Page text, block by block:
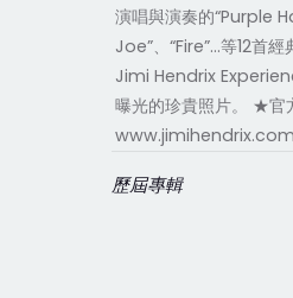
演唱與演奏的“Purple
Joe”、“Fire”…等12首
Jimi Hendrix
曝光的珍貴照片。 ★官
www.jimihendrix.com
歷屆專輯